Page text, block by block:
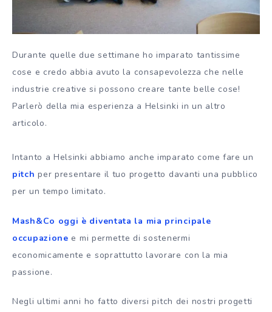
Durante quelle due settimane ho imparato tantissime
cose e credo abbia avuto la consapevolezza che nelle
industrie creative si possono creare tante belle cose!
Parlerò della mia esperienza a Helsinki in un altro
articolo.
Intanto a Helsinki abbiamo anche imparato come fare un
pitch per presentare il tuo progetto davanti una pubblico
per un tempo limitato.
Mash&Co oggi è diventata la mia principale
occupazione e mi permette di sostenermi
economicamente e soprattutto lavorare con la mia
passione.
Negli ultimi anni ho fatto diversi pitch dei nostri progetti